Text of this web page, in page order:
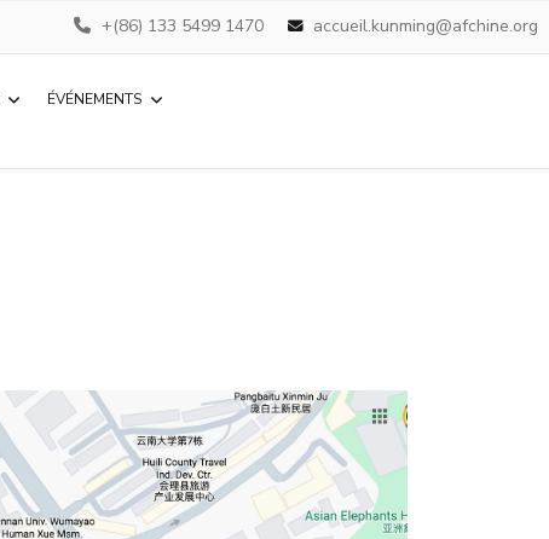
+(86) 133 5499 1470 accueil.kunming@afchine.org
ÉVÉNEMENTS